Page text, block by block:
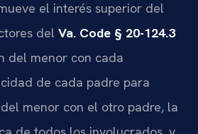
el interés superior del
del Va. Code § 20-124.3
del menor con cada
de cada padre para
menor con el otro padre, la